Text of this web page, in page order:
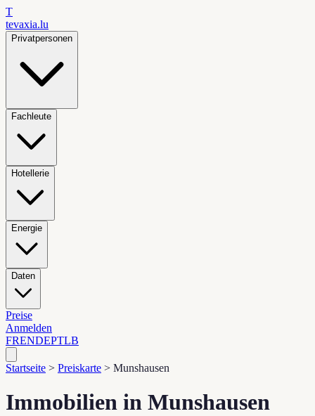
T
tevaxia.lu
Privatpersonen
Fachleute
Hotellerie
Energie
Daten
Preise
Anmelden
FRENDEPTLB
Startseite > Preiskarte > Munshausen
Immobilien in Munshausen